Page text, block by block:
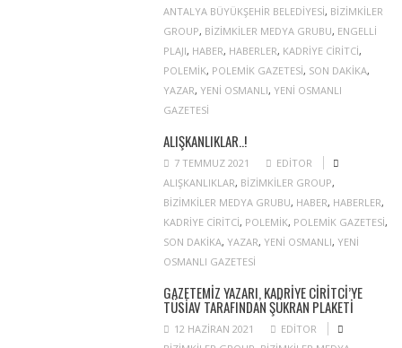
ANTALYA BÜYÜKŞEHIR BELEDIYESI, BIZIMKILER
GROUP, BIZIMKILER MEDYA GRUBU, ENGELLI
PLAJI, HABER, HABERLER, KADRIYE CIRITCI,
POLEMIK, POLEMIK GAZETESI, SON DAKIKA,
YAZAR, YENI OSMANLI, YENI OSMANLI
GAZETESI
ALIŞKANLIKLAR..!
7 TEMMUZ 2021
EDITOR
ALIŞKANLIKLAR, BIZIMKILER GROUP,
BIZIMKILER MEDYA GRUBU, HABER, HABERLER,
KADRIYE CIRITCI, POLEMIK, POLEMIK GAZETESI,
SON DAKIKA, YAZAR, YENI OSMANLI, YENI
OSMANLI GAZETESI
GAZETEMIZ YAZARI, KADRIYE CIRITCI’YE
TÜSİAV TARAFINDAN ŞÜKRAN PLAKETI
12 HAZIRAN 2021
EDITOR